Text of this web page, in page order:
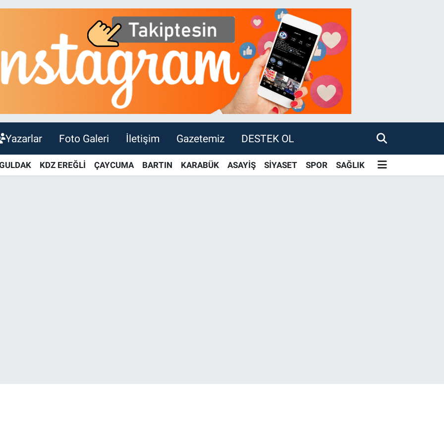
Yazarlar Foto Galeri İletişim Gazetemiz DESTEK OL
KDZ EREĞLİ ÇAYCUMA BARTIN KARABÜK ASAYİŞ SİYASET SPOR SAĞLIK